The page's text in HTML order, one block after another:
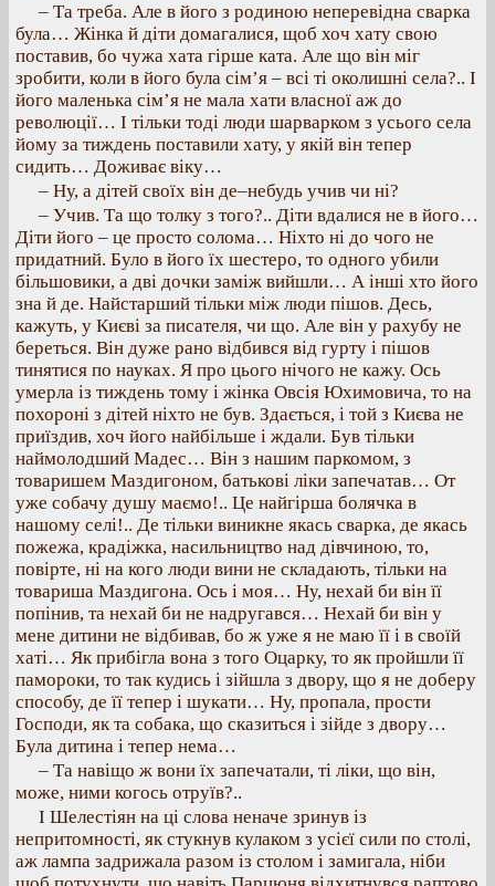
– Та треба. Але в його з родиною неперевідна сварка
була… Жінка й діти домагалися, щоб хоч хату свою
поставив, бо чужа хата гірше ката. Але що він міг
зробити, коли в його була сім’я – всі ті околишні села?.. І
його маленька сім’я не мала хати власної аж до
революції… І тільки тоді люди шарварком з усього села
йому за тиждень поставили хату, у якій він тепер
сидить… Доживає віку…
– Ну, а дітей своїх він де–небудь учив чи ні?
– Учив. Та що толку з того?.. Діти вдалися не в його…
Діти його – це просто солома… Ніхто ні до чого не
придатний. Було в його їх шестеро, то одного убили
більшовики, а дві дочки заміж вийшли… А інші хто його
зна й де. Найстарший тільки між люди пішов. Десь,
кажуть, у Києві за писателя, чи що. Але він у рахубу не
береться. Він дуже рано відбився від гурту і пішов
тинятися по науках. Я про цього нічого не кажу. Ось
умерла із тиждень тому і жінка Овсія Юхимовича, то на
похороні з дітей ніхто не був. Здається, і той з Києва не
приїздив, хоч його найбільше і ждали. Був тільки
наймолодший Мадес… Він з нашим паркомом, з
товаришем Маздигоном, батькові ліки запечатав… От
уже собачу душу маємо!.. Це найгірша болячка в
нашому селі!.. Де тільки виникне якась сварка, де якась
пожежа, крадіжка, насильництво над дівчиною, то,
повірте, ні на кого люди вини не складають, тільки на
товариша Маздигона. Ось і моя… Ну, нехай би він її
попінив, та нехай би не надругався… Нехай би він у
мене дитини не відбивав, бо ж уже я не маю її і в своїй
хаті… Як прибігла вона з того Оцарку, то як пройшли її
памороки, то так кудись і зійшла з двору, що я не доберу
способу, де її тепер і шукати… Ну, пропала, прости
Господи, як та собака, що сказиться і зійде з двору…
Була дитина і тепер нема…
– Та навіщо ж вони їх запечатали, ті ліки, що він,
може, ними когось отруїв?..
І Шелестіян на ці слова неначе зринув із
непритомності, як стукнув кулаком з усієї сили по столі,
аж лампа задрижала разом із столом і замигала, ніби